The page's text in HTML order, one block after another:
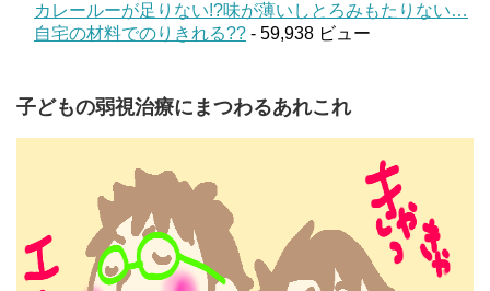
カレールーが足りない!?味が薄いしとろみもたりない…
自宅の材料でのりきれる?? - 59,938 ビュー
子どもの弱視治療にまつわるあれこれ